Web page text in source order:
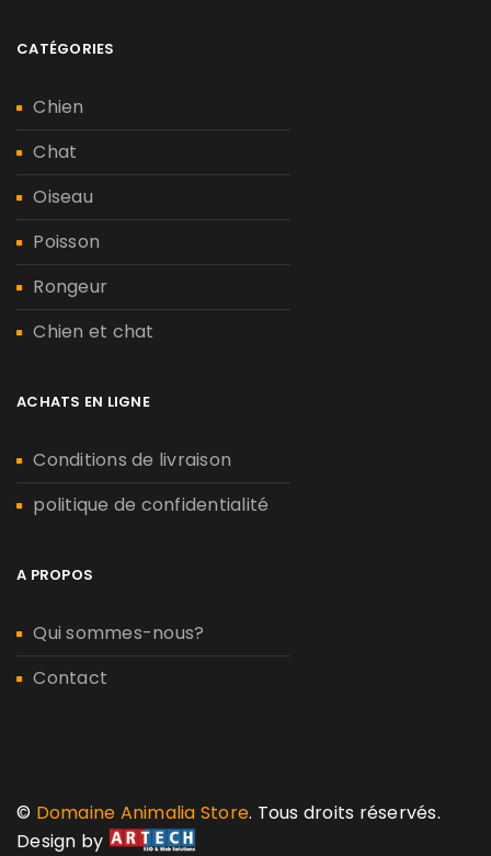
CATÉGORIES
Chien
Chat
Oiseau
Poisson
Rongeur
Chien et chat
ACHATS EN LIGNE
Conditions de livraison
politique de confidentialité
A PROPOS
Qui sommes-nous?
Contact
© Domaine Animalia Store. Tous droits réservés.
Design by